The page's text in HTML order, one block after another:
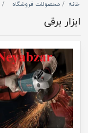
خانه محصولات فروشگاه
ابزار برقی